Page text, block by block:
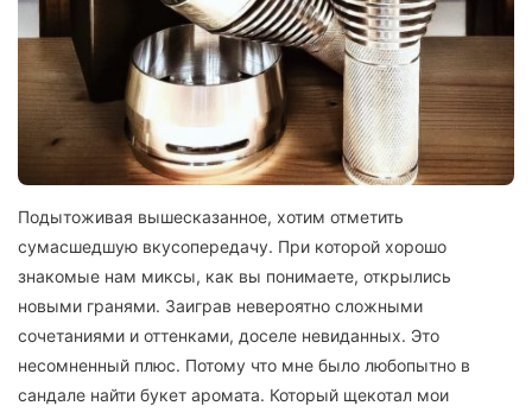
Подытоживая вышесказанное, хотим отметить
сумасшедшую вкусопередачу. При которой хорошо
знакомые нам миксы, как вы понимаете, открылись
новыми гранями. Заиграв невероятно сложными
сочетаниями и оттенками, доселе невиданных. Это
несомненный плюс. Потому что мне было любопытно в
сандале найти букет аромата. Который щекотал мои